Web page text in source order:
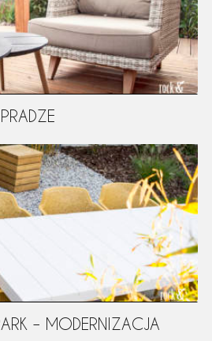
– MODERNIZACJA